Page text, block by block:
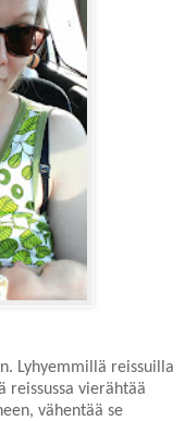
Lyhyemmillä reissuilla
reissussa vierähtää
vähentää se